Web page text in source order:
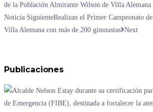
de la Población Almirante Wilson de Villa Alemana
Noticia SiguienteRealizan el Primer Campeonato
Villa Alemana con más de 200 gimnastas Next
Publicaciones